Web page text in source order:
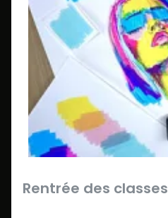
Rentrée des classes